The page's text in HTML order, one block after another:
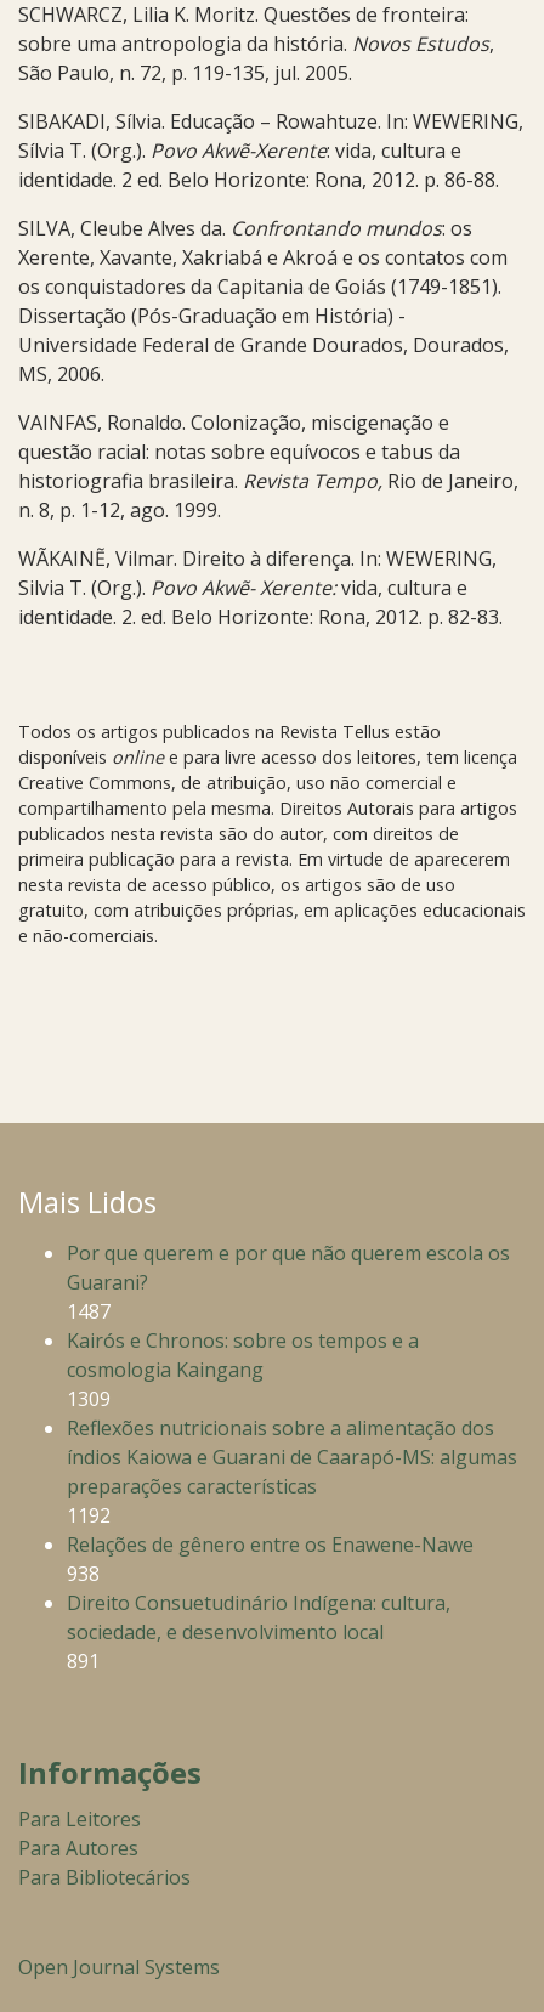
SCHWARCZ, Lilia K. Moritz. Questões de fronteira:
sobre uma antropologia da história. Novos Estudos,
São Paulo, n. 72, p. 119-135, jul. 2005.
SIBAKADI, Sílvia. Educação – Rowahtuze. In: WEWERING,
Sílvia T. (Org.). Povo Akwẽ-Xerente: vida, cultura e
identidade. 2 ed. Belo Horizonte: Rona, 2012. p. 86-88.
SILVA, Cleube Alves da. Confrontando mundos: os
Xerente, Xavante, Xakriabá e Akroá e os contatos com
os conquistadores da Capitania de Goiás (1749-1851).
Dissertação (Pós-Graduação em História) -
Universidade Federal de Grande Dourados, Dourados,
MS, 2006.
VAINFAS, Ronaldo. Colonização, miscigenação e
questão racial: notas sobre equívocos e tabus da
historiografia brasileira. Revista Tempo, Rio de Janeiro,
n. 8, p. 1-12, ago. 1999.
WÃKAINẼ, Vilmar. Direito à diferença. In: WEWERING,
Silvia T. (Org.). Povo Akwẽ- Xerente:vida, cultura e
identidade. 2. ed. Belo Horizonte: Rona, 2012. p. 82-83.
Todos os artigos publicados na Revista Tellus estão
disponíveis onlinee para livre acesso dos leitores, tem licença
Creative Commons, de atribuição, uso não comercial e
compartilhamento pela mesma. Direitos Autorais para artigos
publicados nesta revista são do autor, com direitos de
primeira publicação para a revista. Em virtude de aparecerem
nesta revista de acesso público, os artigos são de uso
gratuito, com atribuições próprias, em aplicações educacionais
e não-comerciais.
Mais Lidos
Por que querem e por que não querem escola os
Guarani?
1487
Kairós e Chronos: sobre os tempos e a
cosmologia Kaingang
1309
Reflexões nutricionais sobre a alimentação dos
índios Kaiowa e Guarani de Caarapó-MS: algumas
preparações características
1192
Relações de gênero entre os Enawene-Nawe
938
Direito Consuetudinário Indígena: cultura,
sociedade, e desenvolvimento local
891
Informações
Para Leitores
Para Autores
Para Bibliotecários
Open Journal Systems